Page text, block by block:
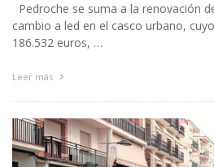
Pedroche se suma a la renovación
cambio a led en el casco urbano,
186.532 euros, …
Leer más